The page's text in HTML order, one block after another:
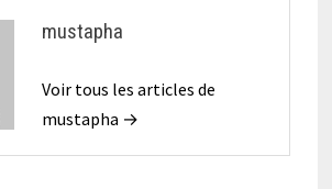
mustapha
Voir tous les articles de
mustapha →